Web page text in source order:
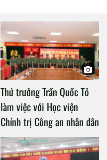
Thứ trưởng Trần Quốc Tỏ
làm việc với Học viện
Chính trị Công an nhân dân